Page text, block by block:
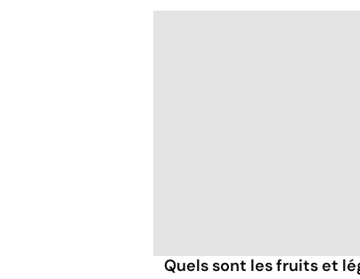
Quels sont les fruits et